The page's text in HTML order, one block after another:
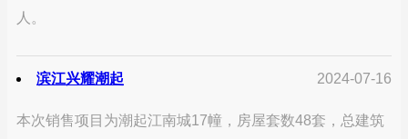
人。
滨江兴耀潮起 2024-07-16
本次销售项目为潮起江南城17幢，房屋套数48套，总建筑